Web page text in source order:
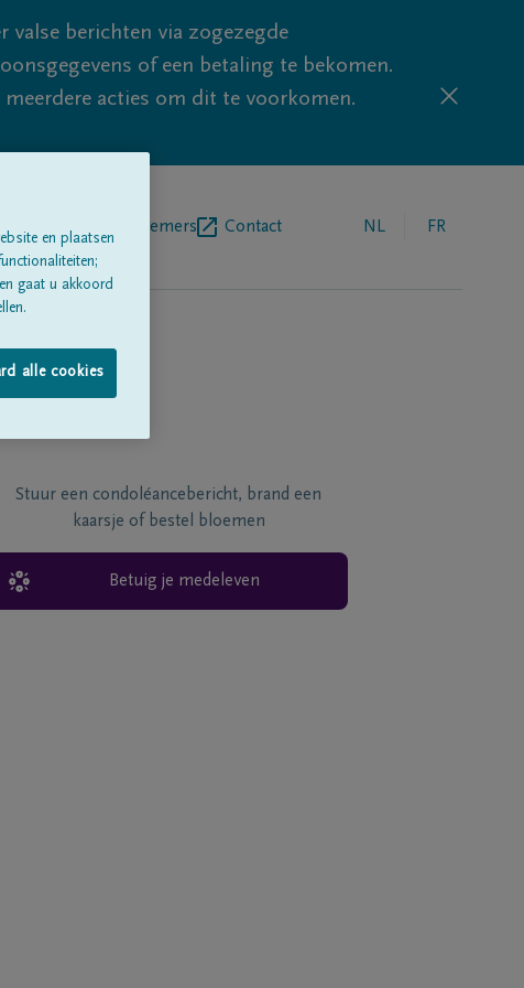
valse berichten via zogezegde
of een betaling te bekomen.
acties om dit te voorkomen.
Begrafenisondernemers Contact NL FR
Stuur een condoléancebericht, brand een
kaarsje of bestel bloemen
Betuig je medeleven
en plaatsen
gaat u akkoord
alle cookies